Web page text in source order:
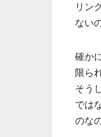
リン
ない
確か
限ら
そう
では
のな